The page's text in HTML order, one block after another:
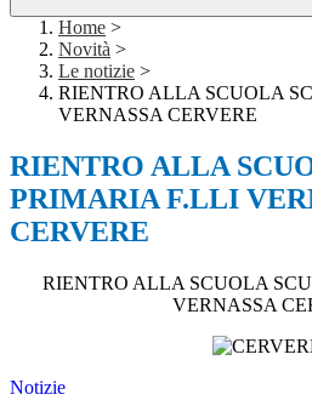
Home >
Novità >
Le notizie >
RIENTRO ALLA SCUOLA
VERNASSA CERVERE
RIENTRO ALLA
PRIMARIA F.LLI
CERVERE
RIENTRO ALLA SCUOLA
VERNASSA
Notizie